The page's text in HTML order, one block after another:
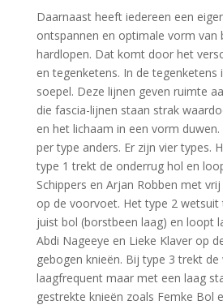
Daarnaast heeft iedereen een
ontspannen en optimale vorm van
hardlopen. Dat komt door het
en tegenketens. In de tegenketens
soepel. Deze lijnen geven ruimte
die fascia-lijnen staan strak
en het lichaam in een vorm
per type anders. Er zijn vier types.
type 1 trekt de onderrug hol en
Schippers en Arjan Robben met
op de voorvoet. Het type 2
juist bol (borstbeen laag) en loopt
Abdi Nageeye en Lieke Klaver op
gebogen knieën. Bij type 3 trekt
laagfrequent maar met een laag
gestrekte knieën zoals Femke Bol